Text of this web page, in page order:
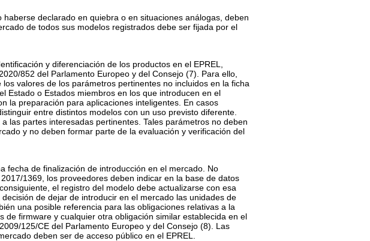
declarado en quiebra o en situaciones análogas, deben
de todos sus modelos registrados debe ser fijada por el
y diferenciación de los productos en el EPREL,
852 del Parlamento Europeo y del Consejo(7) . Para ello,
valores de los parámetros pertinentes no incluidos en la ficha
Estado o Estados miembros en los que introducen en el
la preparación para aplicaciones inteligentes. En casos
entre distintos modelos con un uso previsto diferente.
las partes interesadas pertinentes. Tales parámetros no deben
y no deben formar parte de la evaluación y verificación del
fecha de finalización de introducción en el mercado. No
1369, los proveedores deben indicar en la base de datos
el registro del modelo debe actualizarse con esa
de dejar de introducir en el mercado las unidades de
una posible referencia para las obligaciones relativas a la
defirmware y cualquier otra obligación similar establecida en el
125/CE del Parlamento Europeo y del Consejo(8) . Las
deben ser de acceso público en el EPREL.